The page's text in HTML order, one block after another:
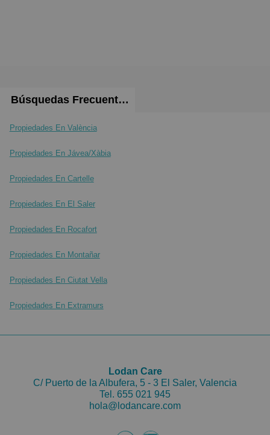
Búsquedas Frecuentes
Propiedades En València
Propiedades En Jávea/Xàbia
Propiedades En Cartelle
Propiedades En El Saler
Propiedades En Rocafort
Propiedades En Montañar
Propiedades En Ciutat Vella
Propiedades En Extramurs
Lodan Care
C/ Puerto de la Albufera, 5 - 3 El Saler, Valencia
Tel. 655 021 945
hola@lodancare.com